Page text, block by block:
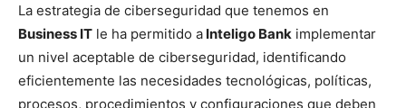
La estrategia de ciberseguridad que tenemos en
Business IT le ha permitido a Inteligo Bank implementar
un nivel aceptable de ciberseguridad, identificando
eficientemente las necesidades tecnológicas, políticas,
procesos, procedimientos y configuraciones que deben